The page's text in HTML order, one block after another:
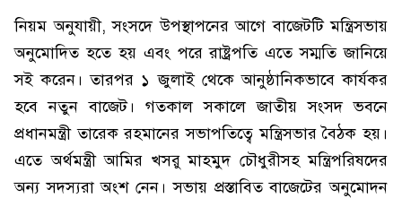
নিয়ম অনুযায়ী, সংসদে উপস্থাপনের আগে বাজেটটি মন্ত্রিসভায়
অনুমোদিত হতে হয় এবং পরে রাষ্ট্রপতি এতে সম্মতি জানিয়ে
সই করেন। তারপর ১ জুলাই থেকে আনুষ্ঠানিকভাবে কার্যকর
হবে নতুন বাজেট। গতকাল সকালে জাতীয় সংসদ ভবনে
প্রধানমন্ত্রী তারেক রহমানের সভাপতিত্বে মন্ত্রিসভার বৈঠক হয়।
এতে অর্থমন্ত্রী আমির খসরু মাহমুদ চৌধুরীসহ মন্ত্রিপরিষদের
অন্য সদস্যরা অংশ নেন। সভায় প্রস্তাবিত বাজেটের অনুমোদন